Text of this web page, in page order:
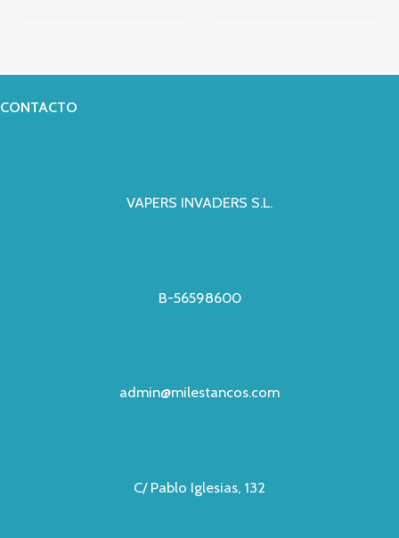
CONTACTO
VAPERS INVADERS S.L.
B-56598600
admin@milestancos.com
C/ Pablo Iglesias, 132